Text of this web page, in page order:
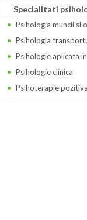
Specialitati
Psihologia muncii si
Psihologia
Psihologie aplicata
Psihologie clinica
Psihoterapie pozitiva